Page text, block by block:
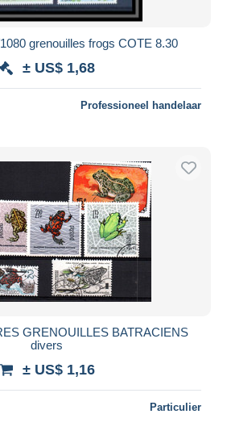
grenouilles frogs COTE 8.30
± US$ 1,68
Professioneel handelaar
GRENOUILLES BATRACIENS
divers
± US$ 1,16
Particulier